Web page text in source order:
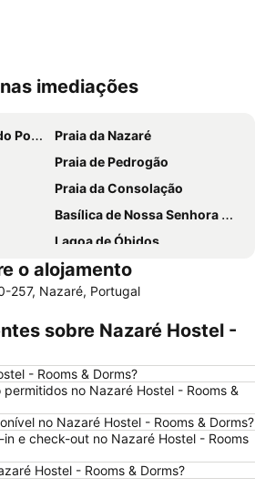
imediações
Praia da Nazaré
Praia de Pedrogão
Praia da Consolação
Basílica de Nossa Senhora do Rosário de Fátima
Lagoa de Óbidos
Foz do Arelho
Mosteiro de Alcobaça
Paz
Praia de São Pedro de Moel
Castelo de Óbidos
Capela das Apariçoes
Praia d'el Rey
Osso da Baleia
o alojamento
257, Nazaré, Portugal
sobre Nazaré Hostel -
- Rooms & Dorms?
no Nazaré Hostel - Rooms &
no Nazaré Hostel - Rooms & Dorms?
e check-out no Nazaré Hostel - Rooms
Hostel - Rooms & Dorms?